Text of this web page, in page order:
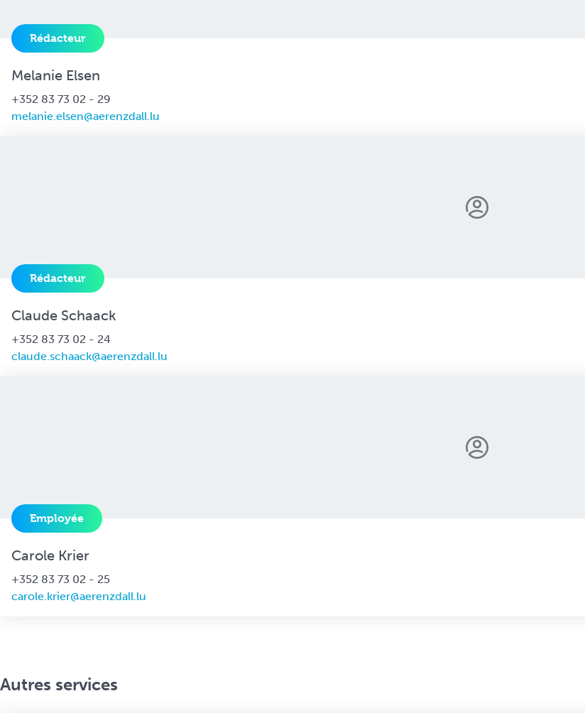
Rédacteur
Melanie Elsen
+352 83 73 02 - 29
melanie.elsen@aerenzdall.lu
Rédacteur
Claude Schaack
+352 83 73 02 - 24
claude.schaack@aerenzdall.lu
Employée
Carole Krier
+352 83 73 02 - 25
carole.krier@aerenzdall.lu
Autres services